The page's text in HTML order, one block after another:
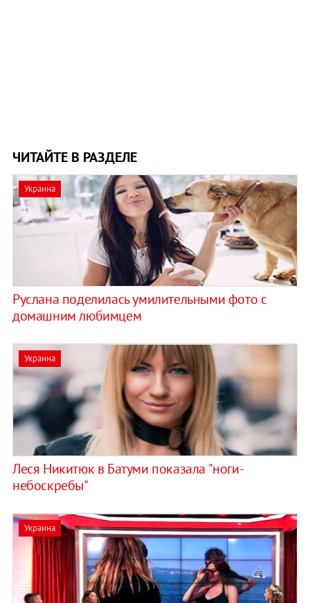
ЧИТАЙТЕ В РАЗДЕЛЕ
Украина
Руслана поделилась умилительными фото с
домашним любимцем
Украина
Леся Никитюк в Батуми показала "ноги-
небоскребы"
Украина